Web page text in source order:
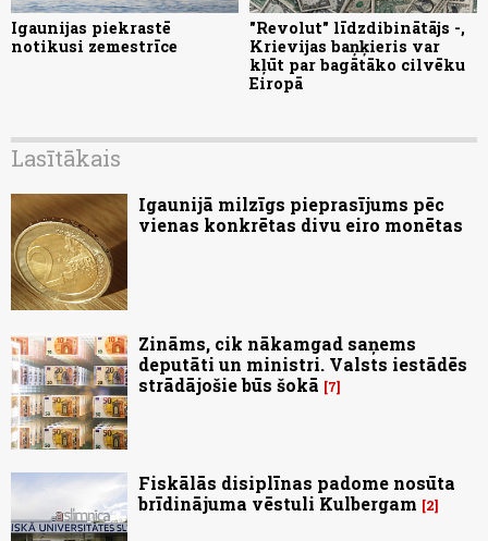
Igaunijas piekrastē
notikusi zemestrīce
"Revolut" līdzdibinātājs -,
Krievijas baņķieris var
kļūt par bagātāko cilvēku
Eiropā
Lasītākais
Igaunijā milzīgs pieprasījums pēc
vienas konkrētas divu eiro monētas
Zināms, cik nākamgad saņems
deputāti un ministri. Valsts iestādēs
strādājošie būs šokā
7
Fiskālās disiplīnas padome nosūta
brīdinājuma vēstuli Kulbergam
2